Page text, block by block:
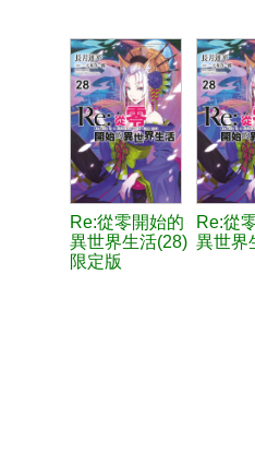
Re:從零開始的
異世界生活(28)
限定版
Re:從
異世界